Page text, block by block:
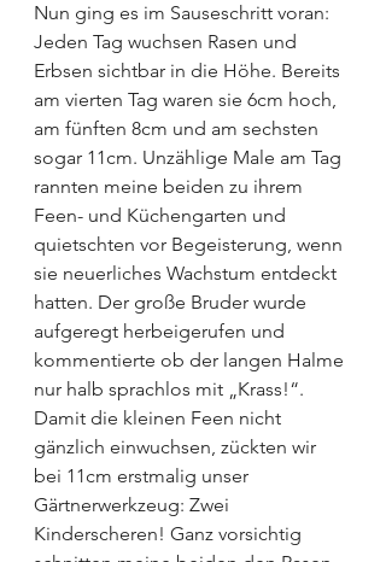
Nun ging es im Sauseschritt voran:
Jeden Tag wuchsen Rasen und
Erbsen sichtbar in die Höhe. Bereits
am vierten Tag waren sie 6cm hoch,
am fünften 8cm und am sechsten
sogar 11cm. Unzählige Male am Tag
rannten meine beiden zu ihrem
Feen- und Küchengarten und
quietschten vor Begeisterung, wenn
sie neuerliches Wachstum entdeckt
hatten. Der große Bruder wurde
aufgeregt herbeigerufen und
kommentierte ob der langen Halme
nur halb sprachlos mit „Krass!“.
Damit die kleinen Feen nicht
gänzlich einwuchsen, zückten wir
bei 11cm erstmalig unser
Gärtnerwerkzeug: Zwei
Kinderscheren! Ganz vorsichtig